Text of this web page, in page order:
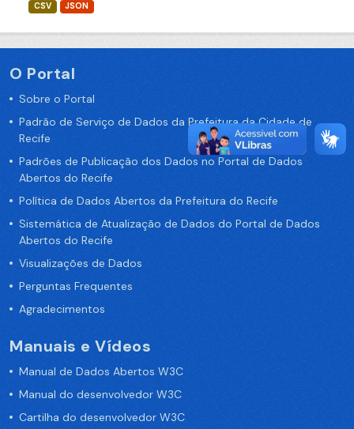
CSV JSON
O Portal
Sobre o Portal
Padrão de Serviço de Dados da Prefeitura da Cidade de
Recife
Padrões de Publicação dos Dados no Portal de Dados
Abertos do Recife
Política de Dados Abertos da Prefeitura do Recife
Sistemática de Atualização de Dados do Portal de Dados
Abertos do Recife
Visualizações de Dados
Perguntas Frequentes
Agradecimentos
Manuais e Vídeos
Manual de Dados Abertos W3C
Manual do desenvolvedor W3C
Cartilha do desenvolvedor W3C